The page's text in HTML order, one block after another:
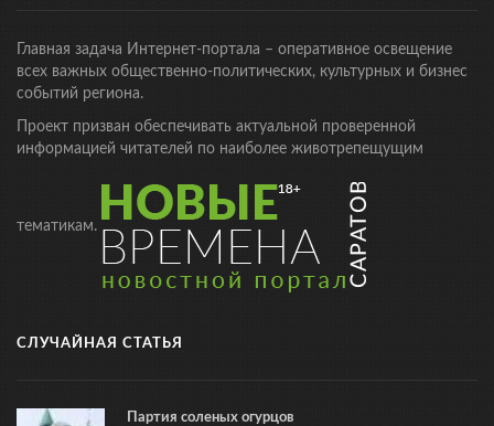
Главная задача Интернет-портала – оперативное освещение
всех важных общественно-политических, культурных и бизнес
событий региона.
Проект призван обеспечивать актуальной проверенной
информацией читателей по наиболее животрепещущим
тематикам.
СЛУЧАЙНАЯ СТАТЬЯ
Партия соленых огурцов